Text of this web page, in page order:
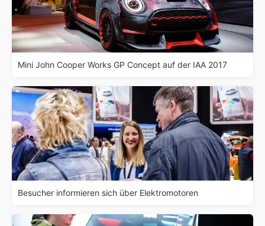
Mini John Cooper Works GP Concept auf der IAA 2017
Besucher informieren sich über Elektromotoren